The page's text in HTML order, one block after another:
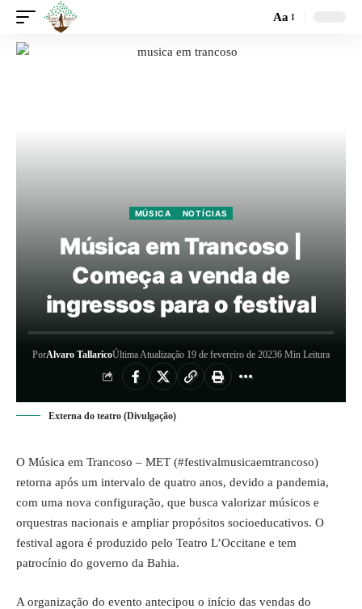
Aa
MÚSICA NOTÍCIAS
Música em Trancoso |
Começa a venda de
ingressos para o festival
PorAlvaro TallaricoÚltima Atualização 19 de fevereiro de 20236 Min Leitura
Externa do teatro (Divulgação)
O Música em Trancoso – MET (#festivalmusicaemtrancoso)
retorna após um intervalo de quatro anos, devido a pandemia,
com uma nova configuração, que busca valorizar músicos e
orquestras nacionais e ampliar propósitos socioeducativos. O
festival agora é produzido pelo Teatro L’Occitane e tem
patrocínio do governo da Bahia.
A organização do evento antecipou o início das vendas do